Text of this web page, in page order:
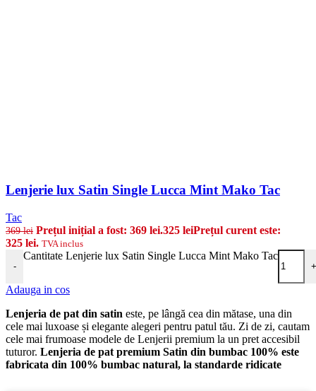
Lenjerie lux Satin Single Lucca Mint Mako Tac
Tac
369lei Prețul inițial a fost: 369 lei.325 leiPrețul curent este:
325 lei. TVA inclus
-
Cantitate Lenjerie lux Satin Single Lucca Mint Mako Tac
+
Adauga in cos
Lenjeria de pat din satin este, pe lângă cea din mătase, una din
cele mai luxoase și elegante alegeri pentru patul tău. Zi de zi, cautam
cele mai frumoase modele de Lenjerii premium la un pret accesibil
tuturor. Lenjeria de pat premium Satin din bumbac 100% este
fabricata din 100% bumbac natural, la standarde ridicate